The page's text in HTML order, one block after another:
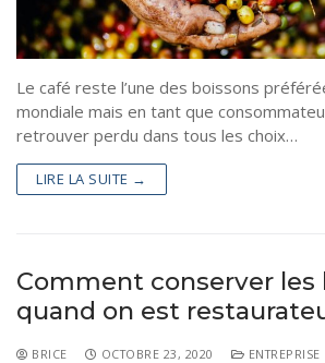
Le café reste l’une des boissons
mondiale mais en tant que
retrouver perdu dans tous les choix…
LIRE LA SUITE →
Comment conserver les
quand on est
BRICE OCTOBRE 23, 2020 ENTREPRISE